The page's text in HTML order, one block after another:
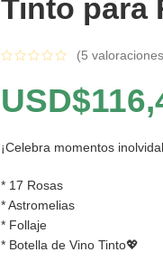
Tinto para
(5
USD$
¡Celebra momentos
* 17 Rosas
* Astromelias
* Follaje
* Botella de Vino Tinto💖